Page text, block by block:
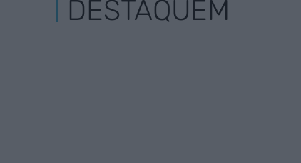
DESTAQUEM